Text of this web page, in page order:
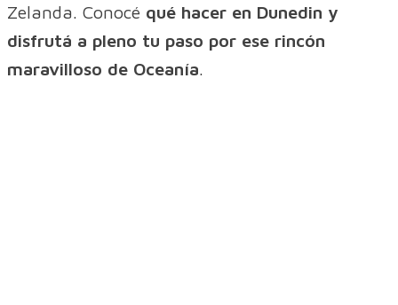
Zelanda. Conocé qué hacer en Dunedin y
disfrutá a pleno tu paso por ese rincón
maravilloso de Oceanía